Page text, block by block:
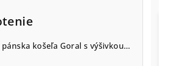
Folklórna pánska košeľa Goral s výšivkou golier a manžety
produktu je 5 z 5 hviezdičiek.